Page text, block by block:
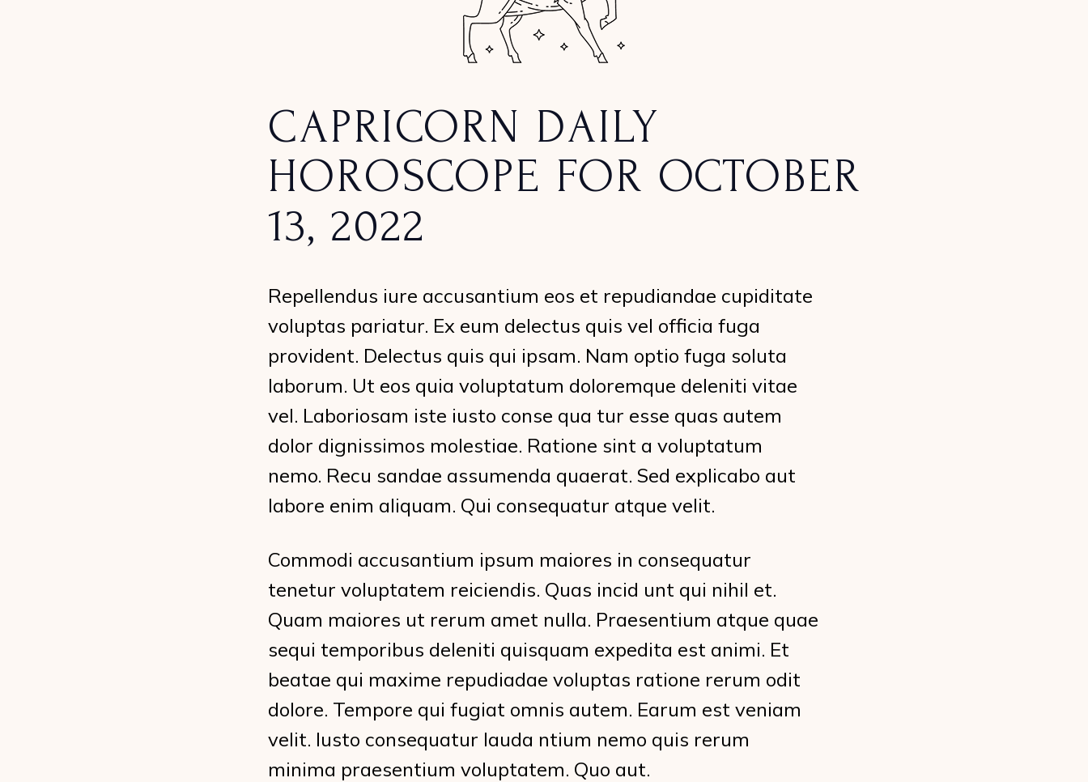
CAPRICORN DAILY
HOROSCOPE FOR OCTOBER
13, 2022
Repellendus iure accusantium eos et repudiandae cupiditate
voluptas pariatur. Ex eum delectus quis vel officia fuga
provident. Delectus quis qui ipsam. Nam optio fuga soluta
laborum. Ut eos quia voluptatum doloremque deleniti vitae
vel. Laboriosam iste iusto conse qua tur esse quas autem
dolor dignissimos molestiae. Ratione sint a voluptatum
nemo. Recu sandae assumenda quaerat. Sed explicabo aut
labore enim aliquam. Qui consequatur atque velit.
Commodi accusantium ipsum maiores in consequatur
tenetur voluptatem reiciendis. Quas incid unt qui nihil et.
Quam maiores ut rerum amet nulla. Praesentium atque quae
sequi temporibus deleniti quisquam expedita est animi. Et
beatae qui maxime repudiadae voluptas ratione rerum odit
dolore. Tempore qui fugiat omnis autem. Earum est veniam
velit. Iusto consequatur lauda ntium nemo quis rerum
minima praesentium voluptatem. Quo aut.